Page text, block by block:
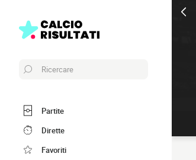
Ricercare
Partite
Dirette
Favoriti